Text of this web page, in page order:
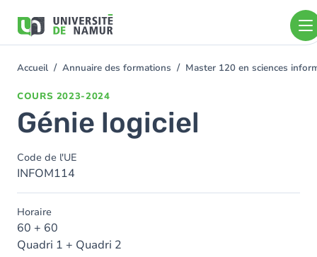
contenu
You
Accueil Annuaire des formations Master 120 en sciences
COURS 2023-2024
Génie logiciel
Code de l'UE
INFOM114
Horaire
60 + 60
Quadri 1 + Quadri 2